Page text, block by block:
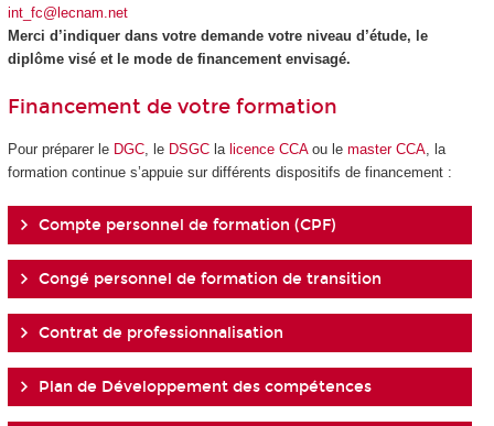
int_fc@lecnam.net
Merci d’indiquer dans votre demande votre niveau d’étude, le
diplôme visé et le mode de financement envisagé.
Financement de votre formation
Pour préparer le DGC, le DSGCla licence CCAou le master CCA, la
formation continue s’appuie sur différents dispositifs de financement :
Compte personnel de formation (CPF)
Congé personnel de formation de transition
Contrat de professionnalisation
Plan de Développement des compétences